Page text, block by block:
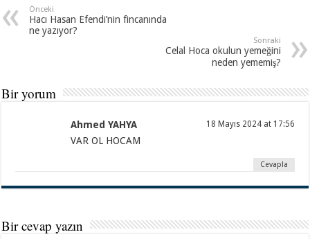
Önceki
Hacı Hasan Efendi’nin fincanında
ne yazıyor?
Sonraki
Celal Hoca okulun yemeğini
neden yememiş?
Bir yorum
Ahmed YAHYA 18 Mayıs 2024 at 17:56
VAR OL HOCAM
Cevapla
Bir cevap yazın